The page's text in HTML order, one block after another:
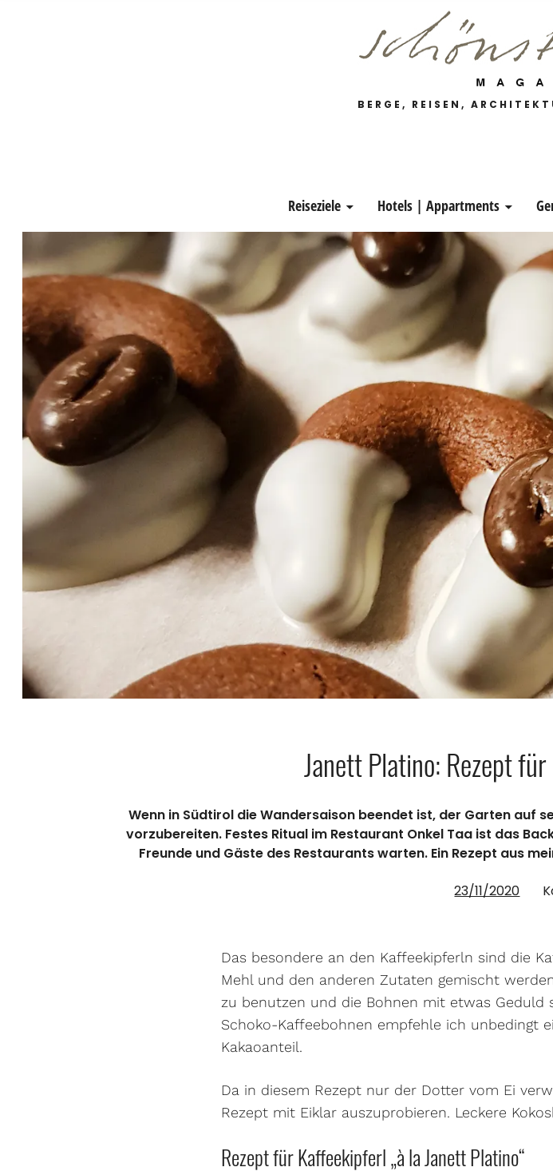
Schönste Zeit Magazin
BERGE, REISEN,
Reiseziele Hotels | Appartments
Janett Platino: Rezept
Wenn in Südtirol die Wandersaison beendet ist, der Garten auf
vorzubereiten. Festes Ritual im Restaurant Onkel Taa ist das
Freunde und Gäste des Restaurants warten. Ein Rezept aus
23/11/2020
Das besondere an den Kaffeekipferln sind die
Mehl und den anderen Zutaten gemischt
zu benutzen und die Bohnen mit etwas Geduld
Schoko-Kaffeebohnen empfehle ich unbedingt
Kakaoanteil.
Da in diesem Rezept nur der Dotter vom Ei
Rezept mit Eiklar auszuprobieren. Leckere
Rezept für Kaffeekipferl „à la Janett Platino“